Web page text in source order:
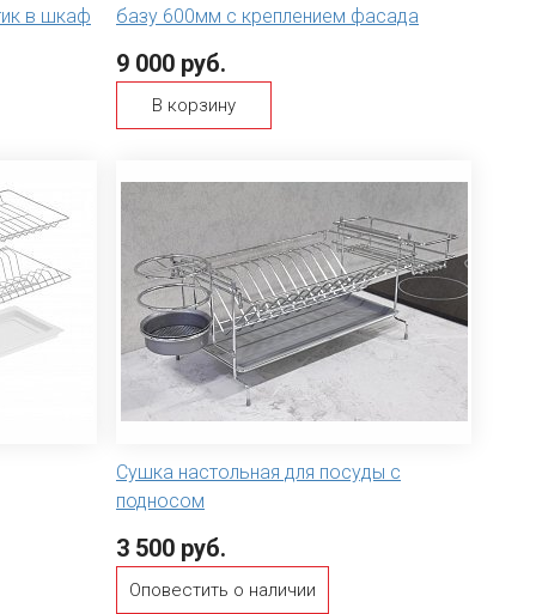
в шкаф
базу 600мм с креплением фасада
9 000 руб.
В корзину
Сушка настольная для посуды с
подносом
3 500 руб.
Оповестить о наличии